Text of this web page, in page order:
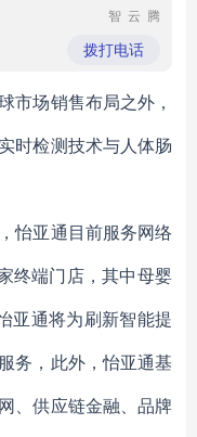
智云腾
科技有限
公司
拨打电话
市场销售布局之外，
时检测技术与人体肠
怡亚通目前服务网络
终端门店，其中母婴
亚通将为刷新智能提
务，此外，怡亚通基
、供应链金融、品牌